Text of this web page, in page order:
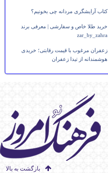
کتاب آرایشگری مردانه چی بخونیم؟
خرید طلا خاص و سفارشی | معرفی برند
zar_by_zahra
زعفران مرغوب با قیمت رقابتی؛ خریدی
هوشمندانه از تیدا زعفران
بازگشت به بالا